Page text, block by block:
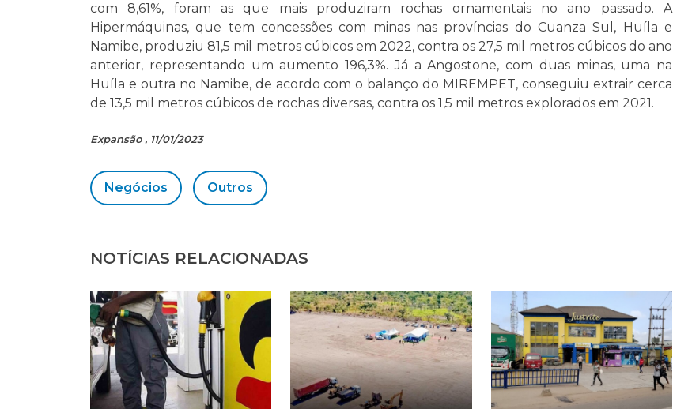
com 8,61%, foram as que mais produziram rochas ornamentais no ano passado. A
Hipermáquinas, que tem concessões com minas nas províncias do Cuanza Sul, Huíla e
Namibe, produziu 81,5 mil metros cúbicos em 2022, contra os 27,5 mil metros cúbicos do ano
anterior, representando um aumento 196,3%. Já a Angostone, com duas minas, uma na
Huíla e outra no Namibe, de acordo com o balanço do MIREMPET, conseguiu extrair cerca
de 13,5 mil metros cúbicos de rochas diversas, contra os 1,5 mil metros explorados em 2021.
Expansão , 11/01/2023
Negócios Outros
NOTÍCIAS RELACIONADAS